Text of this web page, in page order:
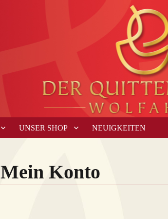
UNSER SHOP NEUIGKEITEN
Mein Konto